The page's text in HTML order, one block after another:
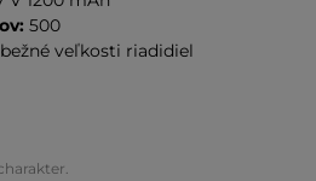
500
veľkosti riadidiel